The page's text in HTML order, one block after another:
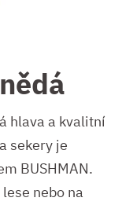
hlava a kvalitní
sekery je
BUSHMAN.
nebo na